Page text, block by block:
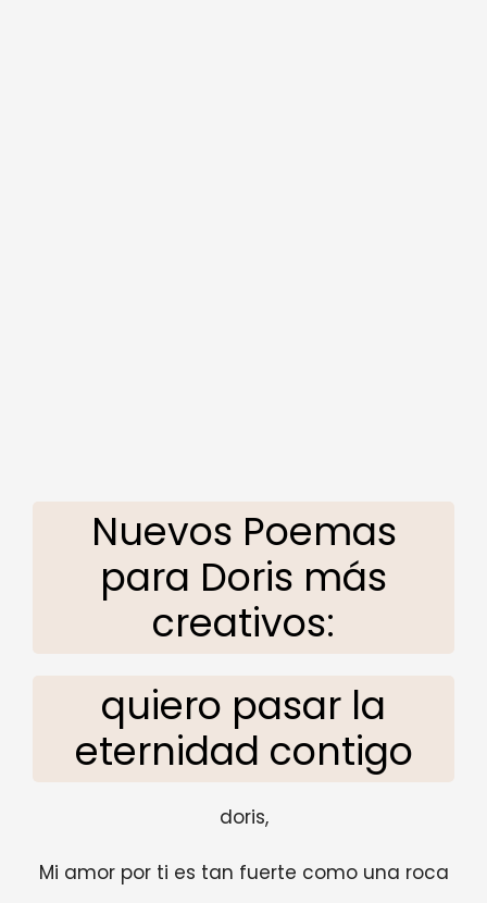
Nuevos Poemas
para Doris más
creativos:
quiero pasar la
eternidad contigo
doris,
Mi amor por ti es tan fuerte como una roca